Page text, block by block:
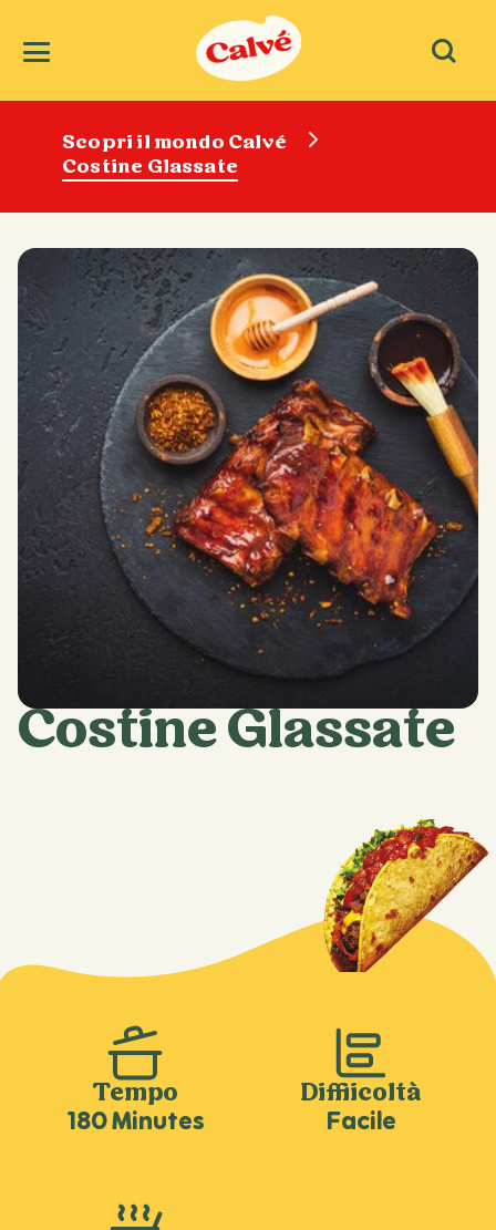
Scopri il mondo Calvé
Costine Glassate
Costine Glassate
Tempo
180 Minutes
Difficoltà
Facile